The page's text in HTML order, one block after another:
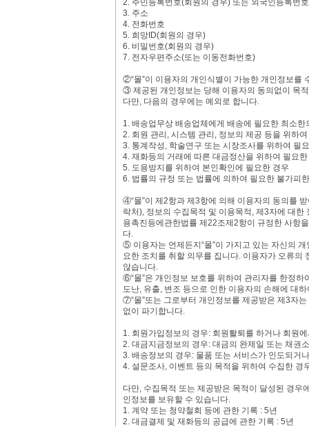
2. 주민등록번호(회원의 경우) 또는 외국인등록번호
3. 주소
4. 전화번호
5. 희망ID(회원의 경우)
6. 비밀번호(회원의 경우)
7. 전자우편주소(또는 이동전화번호)
②“몰”이 이용자의 개인식별이 가능한 개인정보를
③ 제공된 개인정보는 당해 이용자의 동의없이 목
다만, 다음의 경우에는 예외로 합니다.
1. 배송업무상 배송업체에게 배송에 필요한 최소
2. 회원 관리, 시스템 관리, 정보의 제공 등을 위하
3. 통계작성, 학술연구 또는 시장조사를 위하여 필
4. 재화등의 거래에 따른 대금정산을 위하여 필요
5. 도용방지를 위하여 본인확인에 필요한 경우
6. 법률의 규정 또는 법률에 의하여 필요한 불가피
④“몰”이 제2항과 제3항에 의해 이용자의 동의를
락처), 정보의 수집목적 및 이용목적, 제3자에 대
용촉진등에관한법률 제22조제2항이 규정한 사항
다.
⑤ 이용자는 언제든지“몰”이 가지고 있는 자신의
요한 조치를 취할 의무를 집니다. 이용자가 오류의
않습니다.
⑥“몰”은 개인정보 보호를 위하여 관리자를 한정
도난, 유출, 변조 등으로 인한 이용자의 손해에 대
⑦“몰”또는 그로부터 개인정보를 제공받은 제3자
없이 파기합니다.
1. 회원가입정보의 경우: 회원퇄퇴를 하거나 회원
2. 대금지금정보의 경우: 대금의 완제일 또는 채권
3. 배송정보의 경우: 물품 또는 서비스가 인도되거
4. 설문조사, 이벤트 등의 목적을 위하여 수집한 경
다만, 수집목적 또는 제공받은 목적이 달성된 경우
인정보를 보유할 수 있습니다.
1. 계약 또는 청약철회 등에 관한 기록 : 5년
2. 대금결제 및 재화등의 공급에 관한 기록 : 5년